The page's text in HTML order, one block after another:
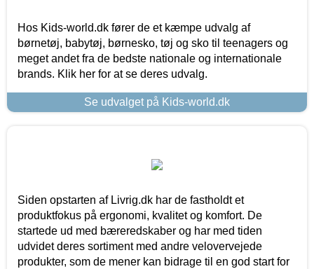
Hos Kids-world.dk fører de et kæmpe udvalg af
børnetøj, babytøj, børnesko, tøj og sko til teenagers og
meget andet fra de bedste nationale og internationale
brands. Klik her for at se deres udvalg.
Se udvalget på Kids-world.dk
Siden opstarten af Livrig.dk har de fastholdt et
produktfokus på ergonomi, kvalitet og komfort. De
startede ud med bæreredskaber og har med tiden
udvidet deres sortiment med andre velovervejede
produkter, som de mener kan bidrage til en god start for